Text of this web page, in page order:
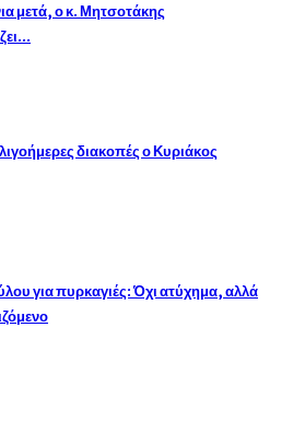
μετά, ο κ. Μητσοτάκης
διακοπές ο Κυριάκος
για πυρκαγιές: Όχι ατύχημα, αλλά